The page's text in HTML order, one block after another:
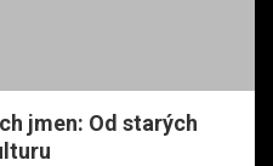
jmen: Od starých